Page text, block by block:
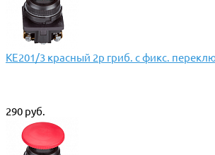
КЕ201/3 красный 2р гриб. с фикс.
290 руб.